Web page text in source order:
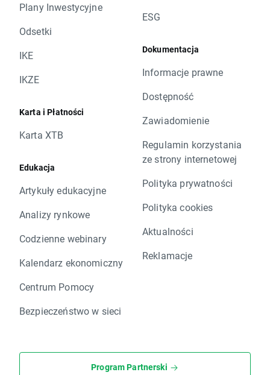
Plany Inwestycyjne
Odsetki
IKE
IKZE
Karta i Płatności
Karta XTB
Edukacja
Artykuły edukacyjne
Analizy rynkowe
Codzienne webinary
Kalendarz ekonomiczny
Centrum Pomocy
Bezpieczeństwo w sieci
ESG
Dokumentacja
Informacje prawne
Dostępność
Zawiadomienie
Regulamin korzystania
ze strony internetowej
Polityka prywatności
Polityka cookies
Aktualności
Reklamacje
Program Partnerski